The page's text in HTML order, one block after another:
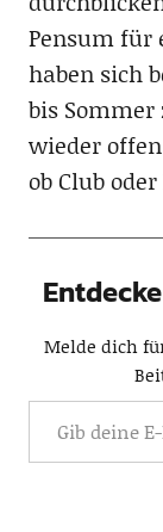
Pensum für
haben sich
bis
wieder
ob Club
Melde dich